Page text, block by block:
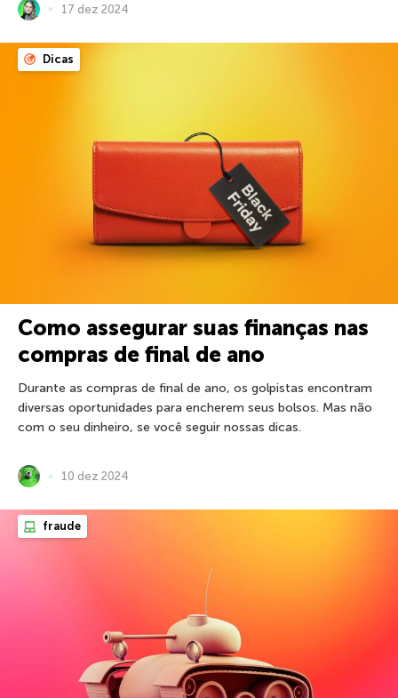
17 dez 2024
Dicas
Como assegurar suas finanças nas
compras de final de ano
Durante as compras de final de ano, os golpistas encontram
diversas oportunidades para encherem seus bolsos. Mas não
com o seu dinheiro, se você seguir nossas dicas.
10 dez 2024
fraude